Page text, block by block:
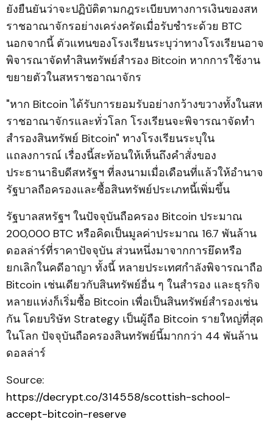
ยังยืนยันว่าจะปฏิบัติตามกฎระเบียบทางการเงินของสห
ราชอาณาจักรอย่างเคร่งครัดเมื่อรับชำระด้วย BTC
นอกจากนี้ ตัวแทนของโรงเรียนระบุว่าทางโรงเรียนอาจ
พิจารณาจัดทำสินทรัพย์สำรอง Bitcoin หากการใช้งาน
ขยายตัวในสหราชอาณาจักร
"หาก Bitcoin ได้รับการยอมรับอย่างกว้างขวางทั้งในสห
ราชอาณาจักรและทั่วโลก โรงเรียนจะพิจารณาจัดทำ
สำรองสินทรัพย์ Bitcoin" ทางโรงเรียนระบุใน
แถลงการณ์ เรื่องนี้สะท้อนให้เห็นถึงคำสั่งของ
ประธานาธิบดีสหรัฐฯ ที่ลงนามเมื่อเดือนที่แล้วให้อำนาจ
รัฐบาลถือครองและซื้อสินทรัพย์ประเภทนี้เพิ่มขึ้น
รัฐบาลสหรัฐฯ ในปัจจุบันถือครอง Bitcoin ประมาณ
200,000 BTC หรือคิดเป็นมูลค่าประมาณ 16.7 พันล้าน
ดอลล่าร์ที่ราคาปัจจุบัน ส่วนหนึ่งมาจากการยึดหรือ
ยกเลิกในคดีอาญา ทั้งนี้ หลายประเทศกำลังพิจารณาถือ
Bitcoin เช่นเดียวกับสินทรัพย์อื่น ๆ ในสำรอง และธุรกิจ
หลายแห่งก็เริ่มซื้อ Bitcoin เพื่อเป็นสินทรัพย์สำรองเช่น
กัน โดยบริษัท Strategy เป็นผู้ถือ Bitcoin รายใหญ่ที่สุด
ในโลก ปัจจุบันถือครองสินทรัพย์นี้มากกว่า 44 พันล้าน
ดอลล่าร์
Source:
https://decrypt.co/314558/scottish-school-
accept-bitcoin-reserve